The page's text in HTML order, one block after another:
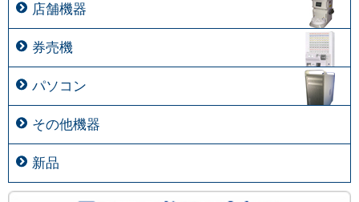
店舗機器
券売機
パソコン
その他機器
新品